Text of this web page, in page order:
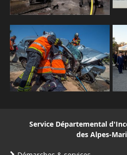
Service Départemental
des Alpes-